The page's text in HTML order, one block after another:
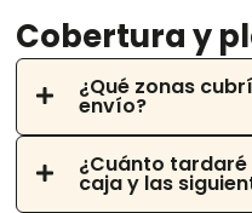
Cobertura y
¿Qué zonas
envío?
¿Cuánto
caja y las